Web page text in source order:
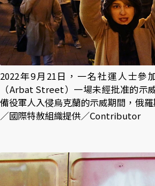
2022年9月21日，一名社運人士參
（Arbat Street）一場未經批准的示
備役軍人入侵烏克蘭的示威期間，俄
／國際特赦組織提供／Contributor